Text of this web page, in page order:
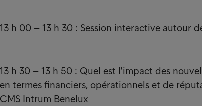
13 h 00 – 13 h 30 : Session interactive autour
13 h 30 – 13 h 50 : Quel est l'impact des
en termes financiers, opérationnels et de
CMS Intrum Benelux